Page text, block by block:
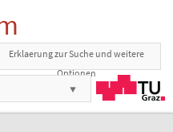
Erklaerung zur Suche und weitere
Optionen